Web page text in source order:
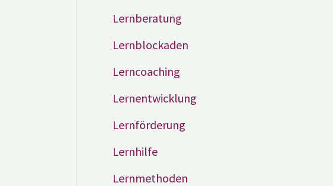
Lernberatung
Lernblockaden
Lerncoaching
Lernentwicklung
Lernförderung
Lernhilfe
Lernmethoden